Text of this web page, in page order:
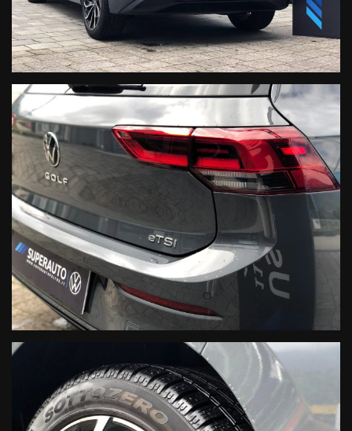
• AREA FINANZIARIA:
FIDITALIA
DEUTSCHE BANK EASY
• AREA GARANZIE AUTO:
CONFORMGEST
IMPORTANTE
La dotazione tecnica e gli accessori indicati nella presente
scheda potrebbero non coincidere con l’effettivo
equipaggiamento del veicolo, a causa della non uniformità dei
dati pubblicati dai diversi portali. Ci scusiamo per
l’inconveniente e vi invitiamo a verificare con il nostro venditore
le caratteristiche dello specifico veicolo. Superauto s.r.l. declina
ogni responsabilità per eventuali involontarie incongruenze, che
non rappresentano in alcun modo un impegno contrattuale.
* Prezzo finale offerto al pubblico, non vincolato all’acquisto di
un finanziamento, a permuta o rottamazione. Passaggio di